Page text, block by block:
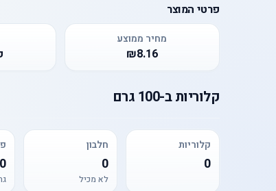
פרטי המוצר
מחיר ממוצע
₪8.16
קלוריותב-100 גרם
קלוריות
0
חלבון
0
לא מכיל
0